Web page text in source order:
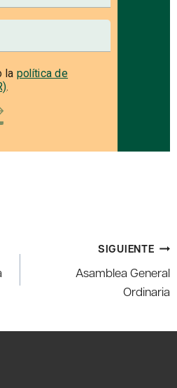
la política de
.
SIGUIENTE
Asamblea General
Ordinaria